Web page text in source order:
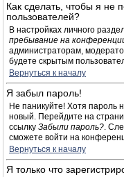
Как сделать, чтобы я не
пользователей?
В настройках личного
пребывание на
администраторам,
будете скрытым
Вернуться к началу
Я забыл пароль!
Не паникуйте! Хотя пароль
новый. Перейдите на
ссылку Забыли пароль?.
сможете войти на
Вернуться к началу
Я только что